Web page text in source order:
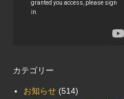
カテゴリー
お知らせ (514)